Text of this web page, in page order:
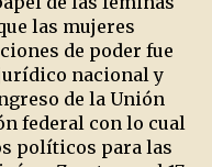
las mujeres
de poder fue
nacional y
de la Unión
federal con lo cual
políticos para las